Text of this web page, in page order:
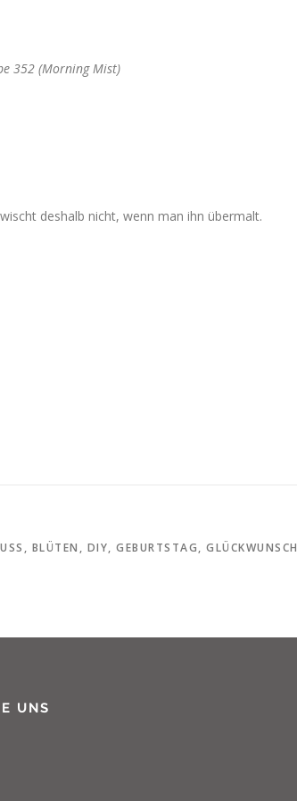
352 (Morning Mist)
deshalb nicht, wenn man ihn übermalt.
, BLÜTEN , DIY, GEBURTSTAG, GLÜCKWUNSCH
UNS